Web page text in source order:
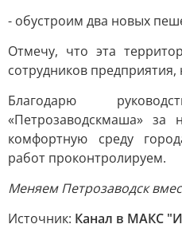
- обустроим два новых
Отмечу, что эта
сотрудников
Благодарю
«Петрозаводскмаша»
комфортную среду
работ проконтролируем.
Меняем Петрозаводск
Источник: Канал в МАКС